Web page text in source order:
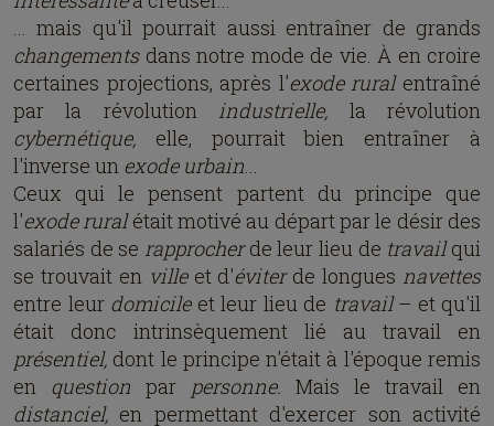
... mais qu'il pourrait aussi entraîner de grands
changementsdans notre mode de vie. À en croire
certaines projections, après l'exode ruralentraîné
par la révolution industrielle, la révolution
cybernétique, elle, pourrait bien entraîner à
l'inverse un exode urbain...
Ceux qui le pensent partent du principe que
l'exode ruralétait motivé au départ par le désir des
salariés de se rapprocherde leur lieu de travailqui
se trouvait en villeet d'éviterde longues navettes
entre leur domicileet leur lieu de travail– et qu'il
était donc intrinsèquement lié au travail en
présentiel, dont le principe n'était à l'époque remis
en question par personne. Mais le travail en
distanciel, en permettant d'exercer son activité